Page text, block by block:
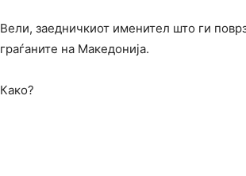
Вели, заедничкиот именител што ги
граѓаните на Македонија.
Како?